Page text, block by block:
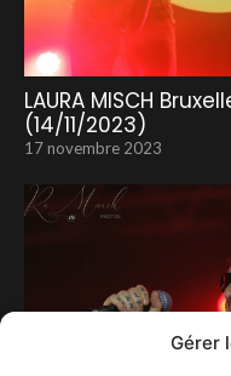
Gérer
LAURA MISCH
(14/11/2023)
17 novembre 2023